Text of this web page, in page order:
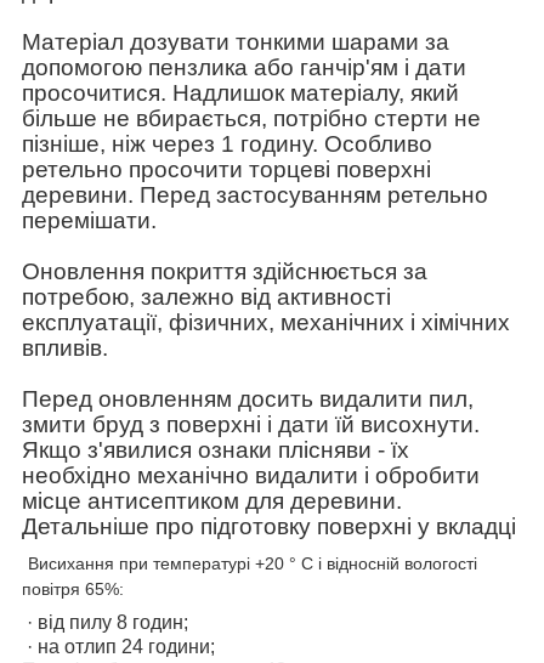
Матеріал дозувати тонкими шарами за
допомогою пензлика або ганчір'ям і дати
просочитися. Надлишок матеріалу, який
більше не вбирається, потрібно стерти не
пізніше, ніж через 1 годину. Особливо
ретельно просочити торцеві поверхні
деревини. Перед застосуванням ретельно
перемішати.
Оновлення покриття здійснюється за
потребою, залежно від активності
експлуатації, фізичних, механічних і хімічних
впливів.
Перед оновленням досить видалити пил,
змити бруд з поверхні і дати їй висохнути.
Якщо з'явилися ознаки плісняви - їх
необхідно механічно видалити і обробити
місце антисептиком для деревини.
Детальніше про підготовку поверхні у вкладці
Висихання при температурі +20 ° С і відносній вологості
повітря 65%:
· від пилу 8 годин;
· на отлип 24 години;